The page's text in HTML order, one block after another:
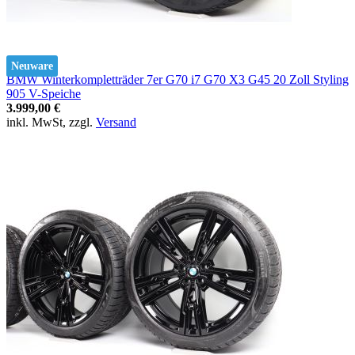
Neuware
BMW Winterkompletträder 7er G70 i7 G70 X3 G45 20 Zoll Styling
905 V-Speiche
3.999,00 €
inkl. MwSt, zzgl. Versand